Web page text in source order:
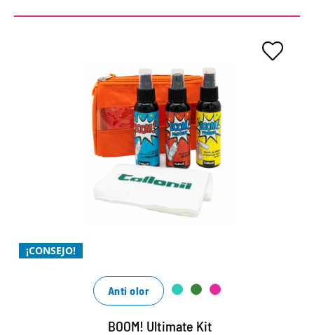
¡CONSEJO!
Set entero - venta exclusiva en
nuestra tienda web
Limpieza, frescura y protección sin compromiso
fácil y sin complicaciones de usar
con ingredientes naturales
Anti olor
BOOM! Ultimate Kit